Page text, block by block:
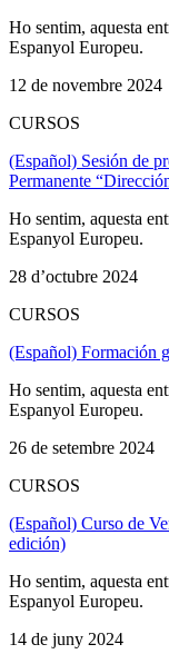
Ho sentim, aquesta
Espanyol Europeu.
12 de novembre 2024
CURSOS
(Español) Sesión de
Permanente
Ho sentim, aquesta
Espanyol Europeu.
28 d’octubre 2024
CURSOS
(Español) Formación
Ho sentim, aquesta
Espanyol Europeu.
26 de setembre 2024
CURSOS
(Español) Curso de
edición)
Ho sentim, aquesta
Espanyol Europeu.
14 de juny 2024